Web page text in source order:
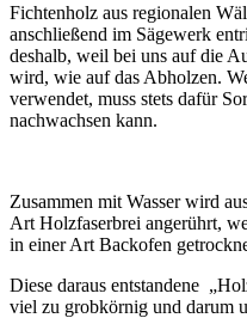
Fichtenholz aus regionalen
anschließend im Sägewerk
deshalb, weil bei uns auf die
wird, wie auf das Abholzen.
verwendet, muss stets dafür
nachwachsen kann.
Zusammen mit Wasser wird
Art Holzfaserbrei angerührt,
in einer Art Backofen
Diese daraus entstandene
viel zu grobkörnig und darum